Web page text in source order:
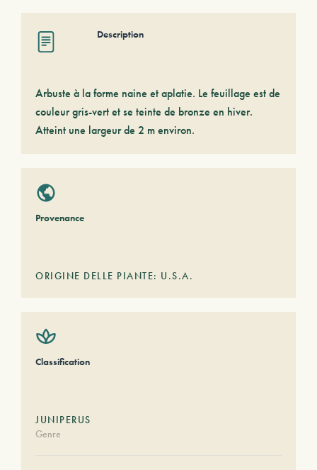
Description
Arbuste à la forme naine et aplatie. Le feuillage est de
couleur gris-vert et se teinte de bronze en hiver.
Atteint une largeur de 2 m environ.
Provenance
ORIGINE DELLE PIANTE: U.S.A.
Classification
JUNIPERUS
Genre